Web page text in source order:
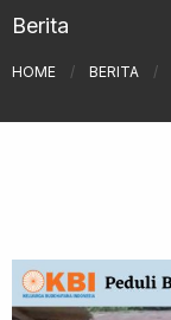
Berita
HOME / BERITA /